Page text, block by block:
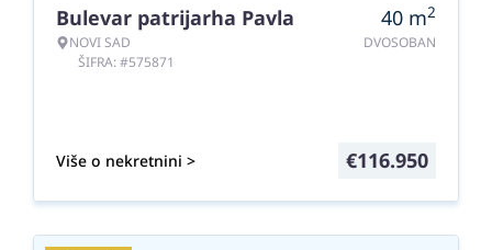
Bulevar patrijarha Pavla
NOVI SAD
ŠIFRA: #575871
40 m2
DVOSOBAN
Više o nekretnini > €116.950